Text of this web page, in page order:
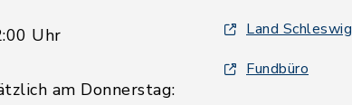
Uhr
am Donnerstag:
Land
Fundbüro